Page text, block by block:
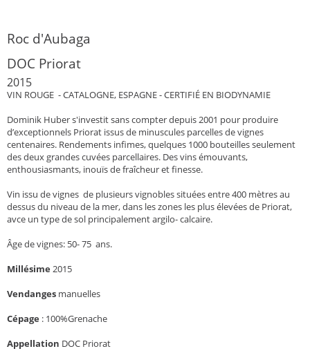
Roc d'Aubaga
DOC Priorat
2015
VIN ROUGE - CATALOGNE, ESPAGNE - CERTIFIÉ EN BIODYNAMIE
Dominik Huber s'investit sans compter depuis 2001 pour produire
d’exceptionnels Priorat issus de minuscules parcelles de vignes
centenaires. Rendements infimes, quelques 1000 bouteilles seulement
des deux grandes cuvées parcellaires. Des vins émouvants,
enthousiasmants, inouïs de fraîcheur et finesse.
Vin issu de vignes de plusieurs vignobles situées entre 400 mètres au
dessus du niveau de la mer, dans les zones les plus élevées de Priorat,
avce un type de sol principalement argilo- calcaire.
Âge de vignes: 50- 75 ans.
Millésime 2015
Vendanges manuelles
Cépage : 100%Grenache
Appellation DOC Priorat